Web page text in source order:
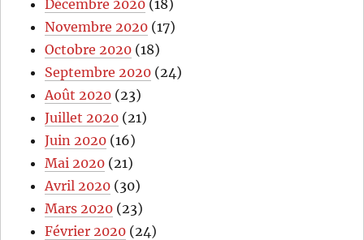
Décembre 2020 (18)
Novembre 2020 (17)
Octobre 2020 (18)
Septembre 2020 (24)
Août 2020 (23)
Juillet 2020 (21)
Juin 2020 (16)
Mai 2020 (21)
Avril 2020 (30)
Mars 2020 (23)
Février 2020 (24)